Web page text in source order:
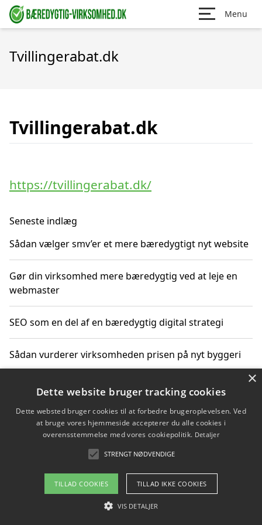
Menu
Tvillingerabat.dk
Tvillingerabat.dk
https://tvillingerabat.dk/
Seneste indlæg
Sådan vælger smv’er et mere bæredygtigt nyt website
Gør din virksomhed mere bæredygtig ved at leje en
webmaster
SEO som en del af en bæredygtig digital strategi
Sådan vurderer virksomheden prisen på nyt byggeri
Sådan får du hjælp til en hjemmeside uden binding
Copyright 2026 - Pilanto Aps
Om / kontakt
Blog Betingelser
×
Dette website bruger tracking cookies
Dette websted bruger cookies til at forbedre brugeroplevelsen. Ved
at bruge vores hjemmeside accepterer du alle cookies i
overensstemmelse med vores cookiepolitik. Detaljer
STRENGT NØDVENDIGE
TILLAD COOKIES TILLAD IKKE COOKIES
VIS DETALJER